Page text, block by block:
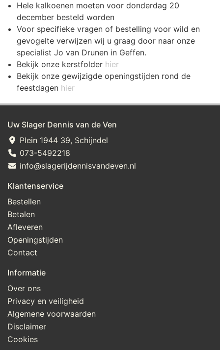
Hele kalkoenen moeten voor donderdag 20
december besteld worden
Voor specifieke vragen of bestelling voor wild en
gevogelte verwijzen wij u graag door naar onze
specialist Jo van Drunen in Geffen.
Bekijk onze kerstfolder hier
Bekijk onze gewijzigde openingstijden rond de
feestdagen hier
Uw Slager Dennis van de Ven
Plein 1944 39, Schijndel
073-5492218
info@slagerijdennisvandeven.nl
Klantenservice
Bestellen
Betalen
Afleveren
Openingstijden
Contact
Informatie
Over ons
Privacy en veiligheid
Algemene voorwaarden
Disclaimer
Cookies